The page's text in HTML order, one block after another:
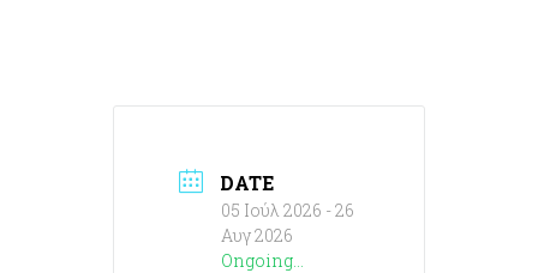
DATE
05 Ιούλ 2026 - 26
Αυγ 2026
Ongoing...